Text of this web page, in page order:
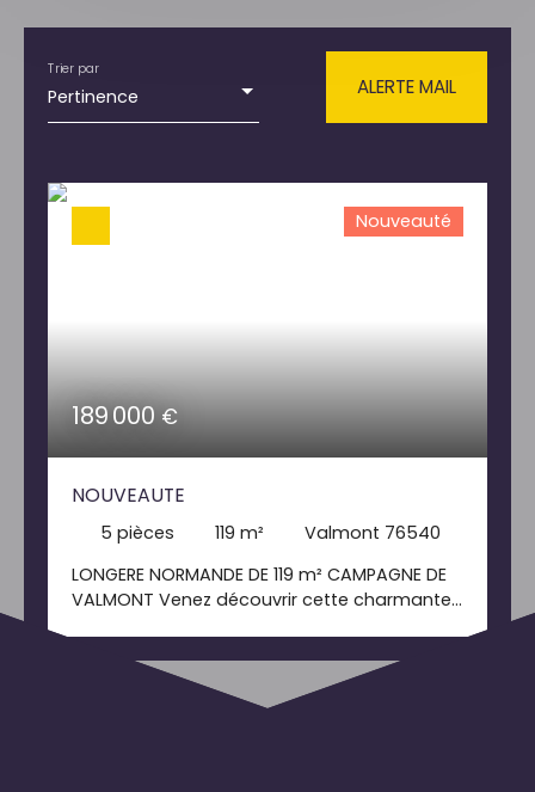
Maison
Valmont (76540)
Localisation
Pertinence
Trier par
ALERTE MAIL
189 000€
Nouveauté
NOUVEAUTE
5 pièces 119 m²
Valmont 76540
LONGERE NORMANDE DE 119 m² CAMPAGNE DE
VALMONT Venez découvrir cette charmante
une cuisine, une arrière cuisine ainsi qu'une
chambre avec salle de bain vous